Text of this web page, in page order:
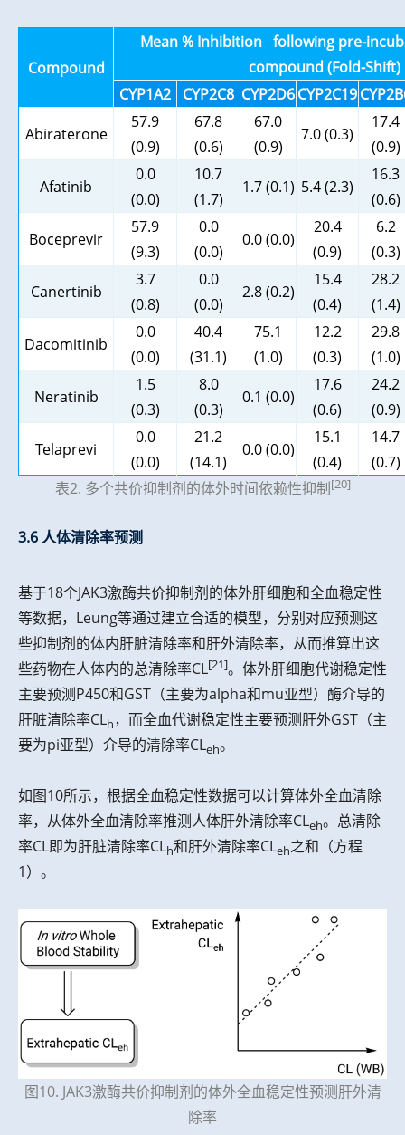
Compound
Mean % Inhibition following pre-
compound (Fold-Shift)
CYP1A2
CYP2C8 CYP2D6CYP2C19
Abiraterone
57.9
(0.9)
67.8
(0.6)
67.0
(0.9)
7.0 (0.3)
17.4
(0.9)
Afatinib
0.0
(0.0)
10.7
(1.7)
1.7 (0.1) 5.4 (2.3)
16.3
(0.6)
Boceprevir
57.9
(9.3)
0.0
(0.0)
0.0 (0.0)
20.4
(0.9)
6.2
(0.3)
Canertinib
3.7
(0.8)
0.0
(0.0)
2.8 (0.2)
15.4
(0.4)
28.2
(1.4)
Dacomitinib
0.0
(0.0)
40.4
(31.1)
75.1
(1.0)
12.2
(0.3)
29.8
(1.0)
Neratinib
1.5
(0.3)
8.0
(0.3)
0.1 (0.0)
17.6
(0.6)
24.2
(0.9)
Telaprevi
0.0
(0.0)
21.2
(14.1)
0.0 (0.0)
15.1
(0.4)
14.7
(0.7)
表2. 多个共价抑制剂的体外时间依赖性抑制[20]
3.6 人体清除率预测
基于18个JAK3激酶共价抑制剂的体外肝细胞和全血稳定性
等数据，Leung等通过建立合适的模型，分别对应预测这
些抑制剂的体内肝脏清除率和肝外清除率，从而推算出这
些药物在人体内的总清除率CL[21]。体外肝细胞代谢稳定性
主要预测P450和GST（主要为alpha和mu亚型）酶介导的
肝脏清除率CLh，而全血代谢稳定性主要预测肝外GST（主
要为pi亚型）介导的清除率CLeh。
如图10所示，根据全血稳定性数据可以计算体外全血清除
率，从体外全血清除率推测人体肝外清除率CLeh。总清除
率CL即为肝脏清除率CLh和肝外清除率CLeh之和（方程
1）。
图10. JAK3激酶共价抑制剂的体外全血稳定性预测肝外清
除率